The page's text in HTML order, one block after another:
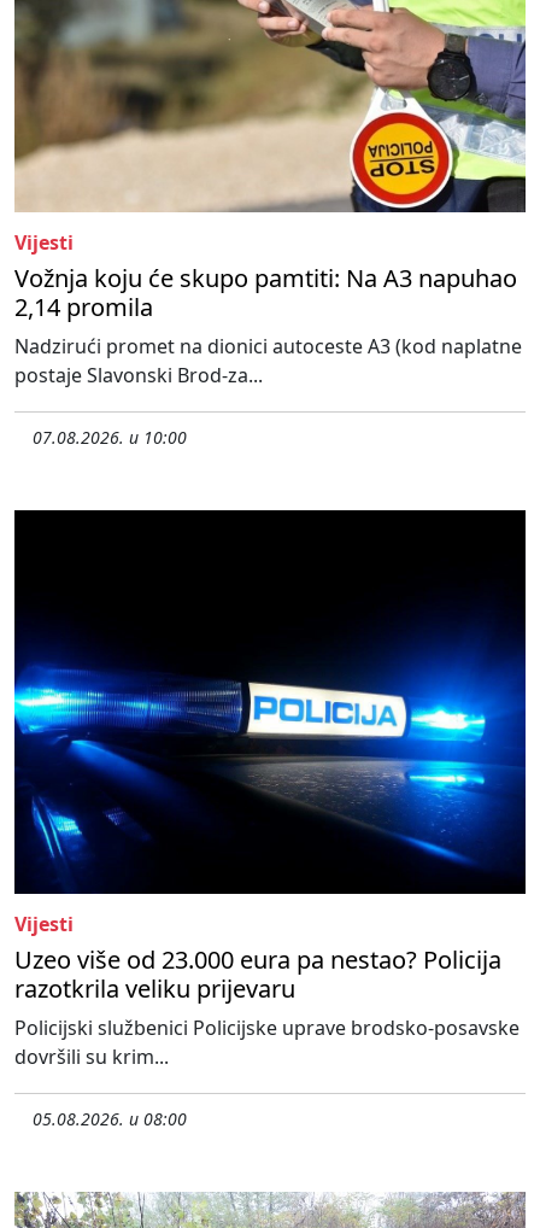
Vijesti
Vožnja koju će skupo pamtiti: Na A3 napuhao
2,14 promila
Nadzirući promet na dionici autoceste A3 (kod naplatne
postaje Slavonski Brod-za...
07.08.2026. u 10:00
Vijesti
Uzeo više od 23.000 eura pa nestao? Policija
razotkrila veliku prijevaru
Policijski službenici Policijske uprave brodsko-posavske
dovršili su krim...
05.08.2026. u 08:00